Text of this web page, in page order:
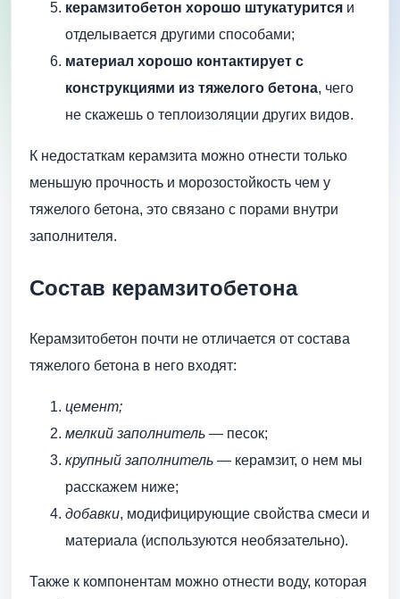
керамзитобетон хорошо штукатурится и
отделывается другими способами;
материал хорошо контактирует с
конструкциями из тяжелого бетона, чего
не скажешь о теплоизоляции других видов.
К недостаткам керамзита можно отнести только
меньшую прочность и морозостойкость чем у
тяжелого бетона, это связано с порами внутри
заполнителя.
Состав керамзитобетона
Керамзитобетон почти не отличается от состава
тяжелого бетона в него входят:
цемент;
мелкий заполнитель — песок;
крупный заполнитель — керамзит, о нем мы
расскажем ниже;
добавки, модифицирующие свойства смеси и
материала (используются необязательно).
Также к компонентам можно отнести воду, которая